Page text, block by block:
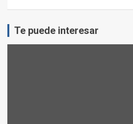
Te puede interesar